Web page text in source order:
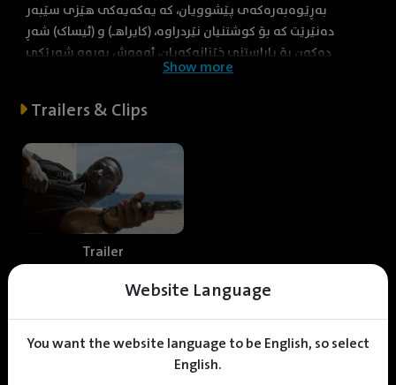
Website Language
You want the website language to be English, so select
English.
بەڕێوەبەرەکەی پێشوویان، کە یەکەیەکی هێزی سێبەر
دەنێرێت کە بۆ کوشتنیان نێردراوە، (کایراهـ) و (ئیساک) شەڕ
دەکەن بۆ پاراستنی خێزانەکەیان، ئەمەش بەرەو شەڕێکی
Show more
Trailers & Clips
Trailer